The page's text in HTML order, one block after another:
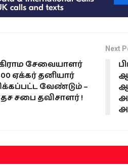
கிராம சேவையாளர்
ஏக்கர் தனியார்
வேண்டும் –
சபை தவிசாளர் !
Next